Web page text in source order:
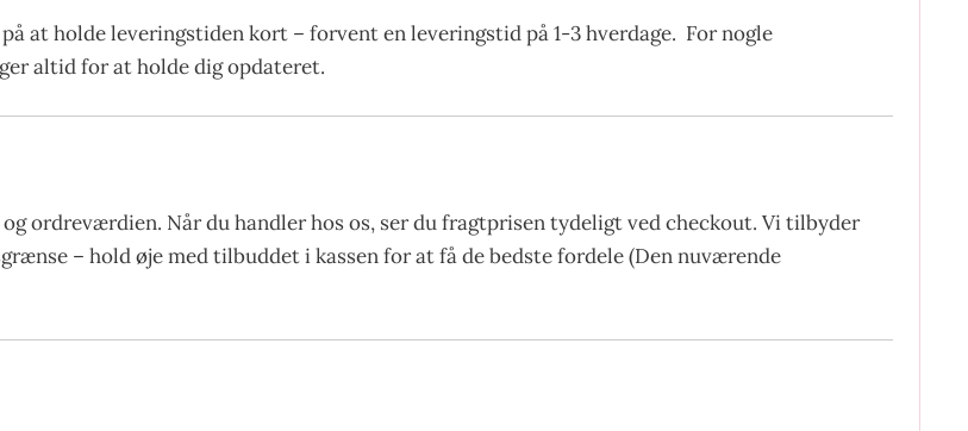
at holde leveringstiden kort – forvent en leveringstid på 1-3 hverdage. For nogle
altid for at holde dig opdateret.
ordreværdien. Når du handler hos os, ser du fragtprisen tydeligt ved checkout. Vi tilbyder
– hold øje med tilbuddet i kassen for at få de bedste fordele (Den nuværende